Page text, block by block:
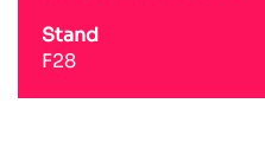
Stand
F28